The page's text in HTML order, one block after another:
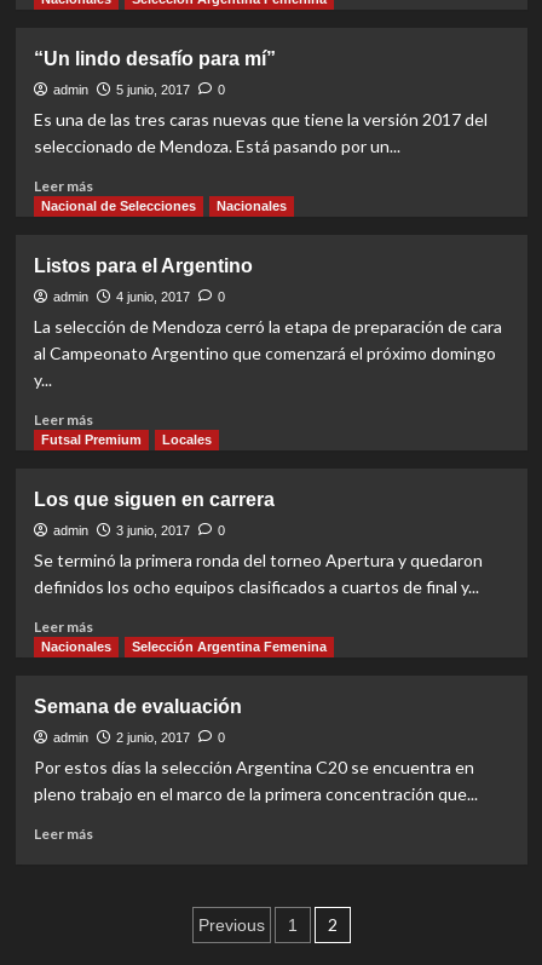
chapa
de
candidato
“Un lindo desafío para mí”
admin 5 junio, 2017 0
Es una de las tres caras nuevas que tiene la versión 2017 del
seleccionado de Mendoza. Está pasando por un...
Leer másRead
more
lindo
desafío
para
Nacional de Selecciones Nacionales
Listos para el Argentino
admin 4 junio, 2017 0
La selección de Mendoza cerró la etapa de preparación de cara
al Campeonato Argentino que comenzará el próximo domingo
y...
Leer másRead
more
para
el
Argentino
Futsal Premium Locales
Los que siguen en carrera
admin 3 junio, 2017 0
Se terminó la primera ronda del torneo Apertura y quedaron
definidos los ocho equipos clasificados a cuartos de final y...
Leer másRead
more
que
siguen
en
carrera
Nacionales Selección Argentina Femenina
Semana de evaluación
admin 2 junio, 2017 0
Por estos días la selección Argentina C20 se encuentra en
pleno trabajo en el marco de la primera concentración que...
Leer másRead
Paginación
Previous 1 2